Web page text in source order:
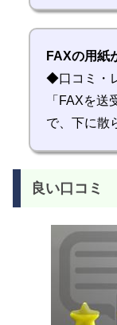
FAXの用紙
◆口コミ・
「FAXを
で、下に散
良い口コミ